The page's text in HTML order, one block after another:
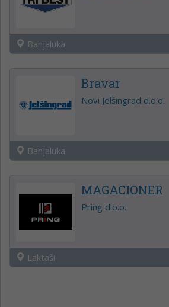
Banjaluka
Bravar
Novi Jelšingrad d.o.o.
Banjaluka
MAGACIONER
Pring d.o.o.
Laktaši